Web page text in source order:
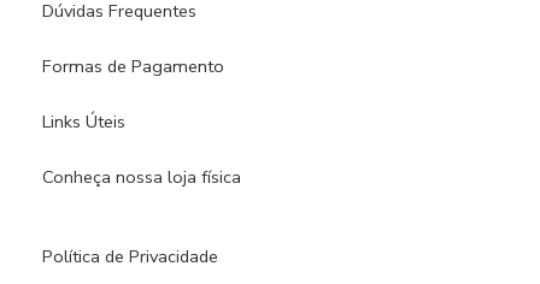
Dúvidas Frequentes
Formas de Pagamento
Links Úteis
Conheça nossa loja física​
Política de Privacidade